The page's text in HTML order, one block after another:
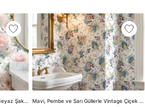
Suluboya Efektli Uçuk Pembe ve Beyaz Şakayık Çiçekleri Duvar Kağıdı, Romantik Botanik Duvar Posteri Mavi, Pembe ve Sarı Güllerle Vintage Çiçek Desenli Duvar Kağıdı, Romantik Kır Çiçekleri Duvar Posteri
Duvar tasarımının önemini
alanı olduğunu kabul
yelpazemizi sürekli genişletiyor ve
yanı sıra yeni trendlerin oluşumunda
olursa bizimle iletişime